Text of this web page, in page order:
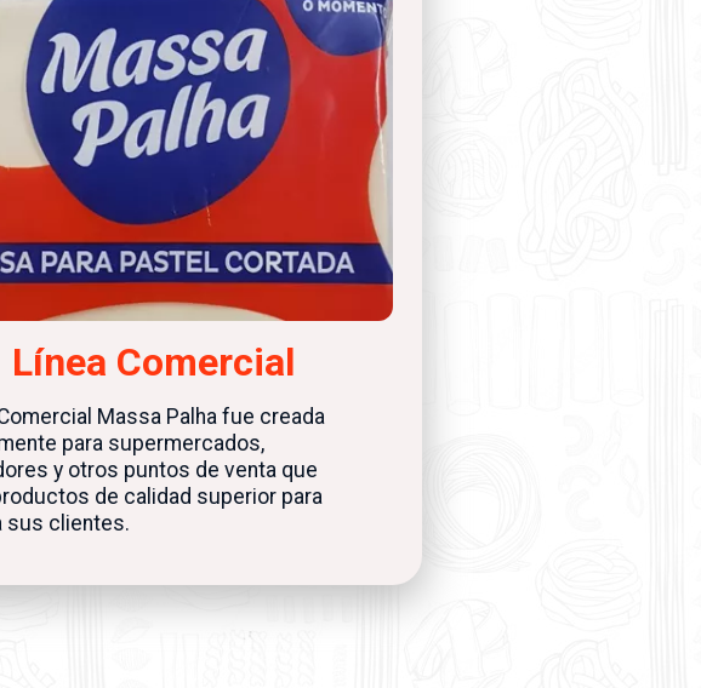
Línea Comercial
Massa Palha fue creada
para supermercados,
y otros puntos de venta que
de calidad superior para
sus clientes.